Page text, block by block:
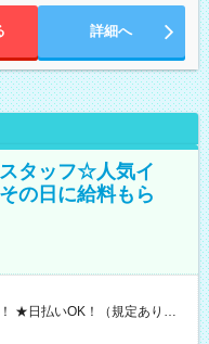
詳細へ
タッフ☆人気イ
の日に給料もら
後はコンビニATMから 日払